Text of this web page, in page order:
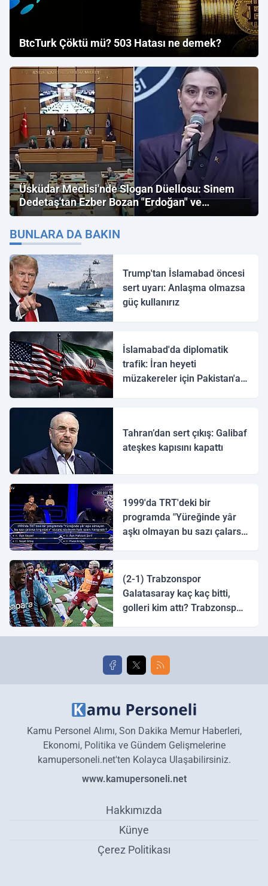
BtcTurk Çöktü mü? 503 Hatası ne demek?
Üsküdar Meclisi'nde Slogan Düellosu: Sinem
Dedetaş'tan Ezber Bozan "Erdoğan" ve
"İmamoğlu" Çıkışı!
BUNLARA DA BAKIN
Trump'tan İslamabad öncesi
sert uyarı: Anlaşma olmazsa
güç kullanırız
İslamabad'da diplomatik
trafik: İran heyeti
müzakereler için Pakistan'a
Tahran’dan sert çıkış: Galibaf
ateşkes kapısını kapattı
1999'da TRT'deki bir
programda "Yüreğinde yâr
aşkı olmayan bu sazı çalarsa
(2-1) Trabzonspor
Galatasaray kaç kaç bitti,
golleri kim attı? Trabzonspor
golleri!
Kamu Personel Alımı, Son Dakika Memur Haberleri,
Ekonomi, Politika ve Gündem Gelişmelerine
kamupersoneli.net'ten Kolayca Ulaşabilirsiniz.
www.kamupersoneli.net
Hakkımızda
Künye
Çerez Politikası